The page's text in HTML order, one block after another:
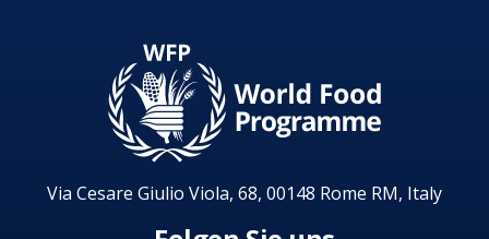
Via Cesare Giulio Viola, 68, 00148 Rome RM, Italy